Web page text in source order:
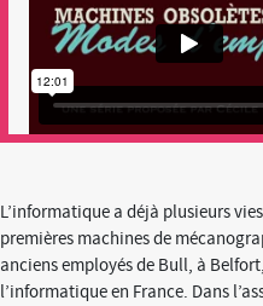
L’informatique a déjà plusieurs
premières machines de
anciens employés de Bull, à
l’informatique en France. Dans